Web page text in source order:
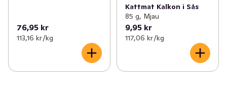
76,95 kr
113,16 kr /kg
Kattmat Kalkon i Sås
85 g, Mjau
9,95 kr
117,06 kr /kg